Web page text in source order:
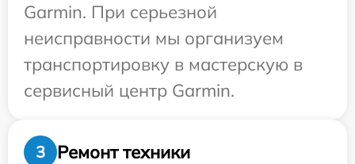
Garmin. При серьезной
неисправности мы организуем
транспортировку в мастерскую в
сервисный центр Garmin.
3
Ремонт техники